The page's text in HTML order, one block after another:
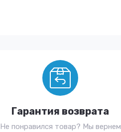
Гарантия возврата
Не понравился товар? Мы вернем